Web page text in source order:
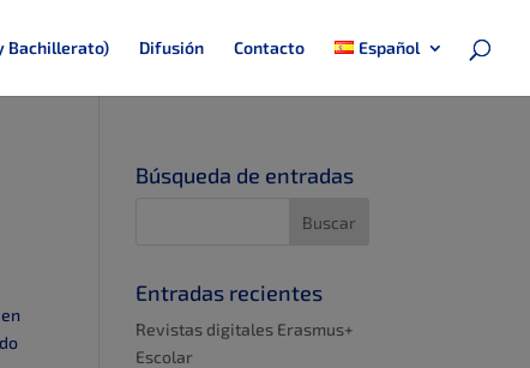
Bachillerato) Difusión Contacto Español
Búsqueda de entradas
Entradas recientes
Revistas digitales Erasmus+
Escolar